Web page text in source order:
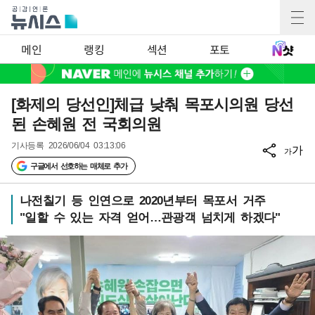
메인 랭킹 섹션 포토
[화제의 당선인]체급 낮춰 목포시의원 당선
된 손혜원 전 국회의원
기사등록 2026/06/04 03:13:06
구글에서 선호하는 매체로 추가
가가
나전칠기 등 인연으로 2020년부터 목포서 거주
"일할 수 있는 자격 얻어…관광객 넘치게 하겠다"